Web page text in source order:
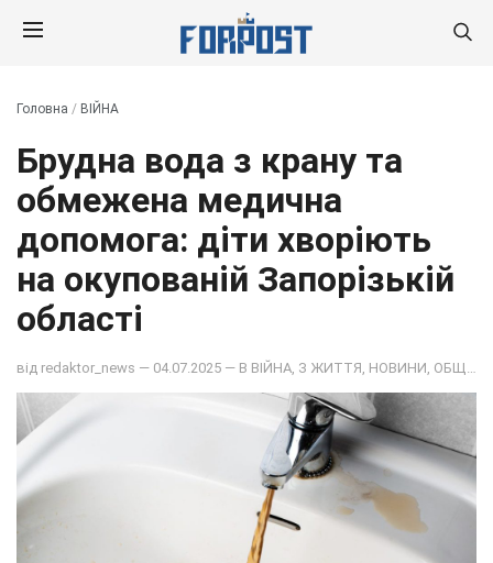
Головна / ВІЙНА
Брудна вода з крану та
обмежена медична
допомога: діти хворіють
на окупованій Запорізькій
області
від redaktor_news — 04.07.2025 — В ВІЙНА З ЖИТТЯ НОВИНИ ОБЩЕСТВО